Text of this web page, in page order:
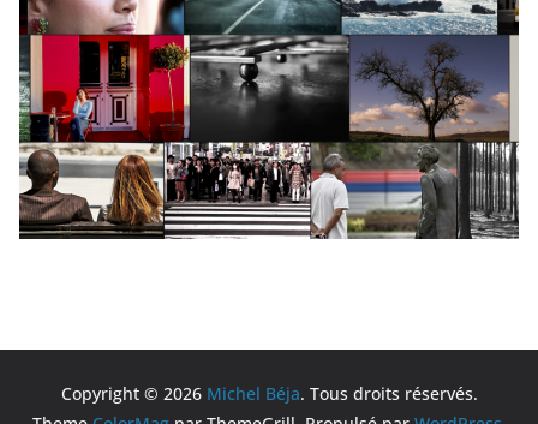
Copyright © 2026 Michel Béja. Tous droits réservés.